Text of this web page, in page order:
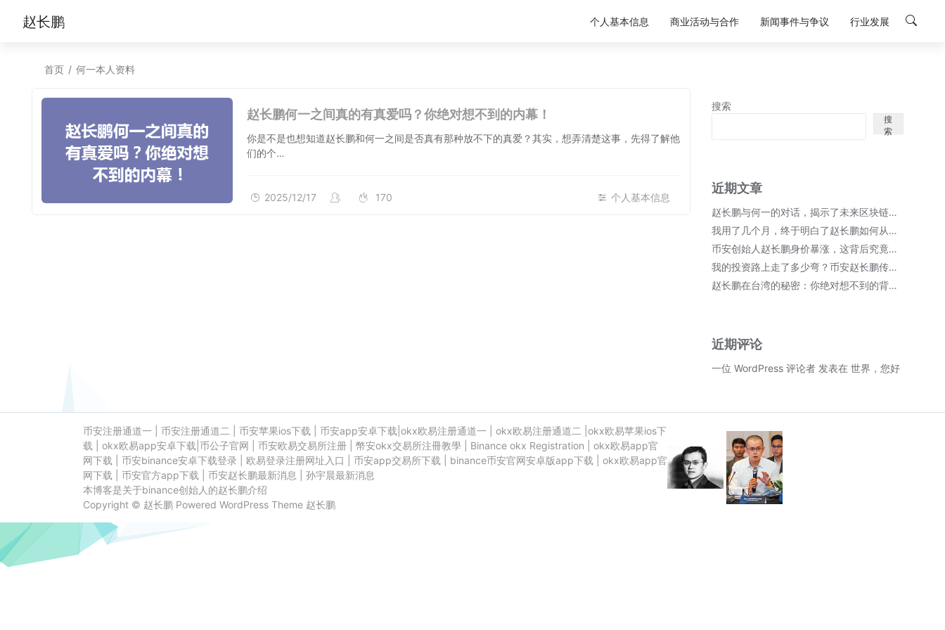
赵长鹏 个人基本信息 商业活动与合作 新闻事件与争议 行业发展
首页 / 何一本人资料
赵长鹏何一之间真的有真爱吗？你绝对想不到的内幕！
你是不是也想知道赵长鹏和何一之间是否真有那种放不下的真爱？其实，想弄清楚这事，先得了解他
们的个…
个人基本信息
2025/12/17 170
搜索
搜
索
近期文章
赵长鹏与何一的对话，揭示了未来区块链的无限可能！
我用了几个月，终于明白了赵长鹏如何从币安崛起成首富的秘密；
币安创始人赵长鹏身价暴涨，这背后究竟隐藏了哪些秘密？
我的投资路上走了多少弯？币安赵长鹏传奇故事细节全揭晓！
赵长鹏在台湾的秘密：你绝对想不到的背后故事！
近期评论
一位 WordPress 评论者 发表在 世界，您好！
币安注册通道一 币安注册通道二 币安苹果ios下载 币安app安卓下载 okx欧易注册通道一 okx欧易注册通道二
okx欧易苹果ios下
载
okx欧易app安卓下载 币公子官网 币安欧易交易所注册| 幣安okx交易所注冊教學| Binance okx Registration
okx欧易app官
网下载
币安binance安卓下载登录| 欧易登录注册网址入口 币安app交易所下载 binance币安官网安卓版app下载
okx欧易app官
网下载
币安官方app下载 币安赵长鹏最新消息
孙宇晨最新消息
本博客是关于binance创始人的赵长鹏介绍
Copyright © 赵长鹏Powered WordPressTheme 赵长鹏